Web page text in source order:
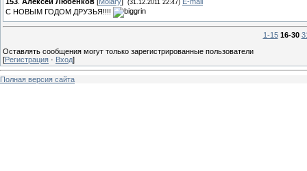
153. Алексей Любенков [Molary] (31.12.2011 22:47) E-mail
С НОВЫМ ГОДОМ ДРУЗЬЯ!!!!
1-15 16-30
Оставлять сообщения могут только зарегистрированные пользователи
[Регистрация · Вход]
Полная версия сайта